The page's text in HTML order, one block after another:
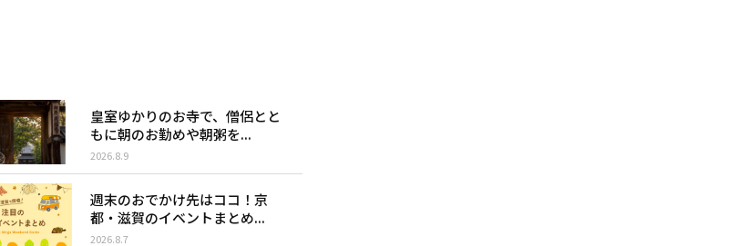
皇室ゆかりのお寺で、僧侶とと
もに朝のお勤めや朝粥を...
2026.8.9
週末のおでかけ先はココ！京
都・滋賀のイベントまとめ...
2026.8.7